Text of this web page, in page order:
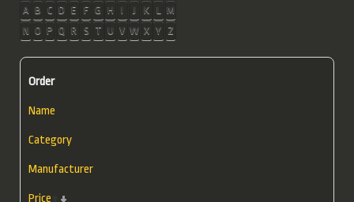
A B C D E F G H I J K L
M
N O P Q R S T U V W X Y Z
Order
Name
Category
Manufacturer
Price